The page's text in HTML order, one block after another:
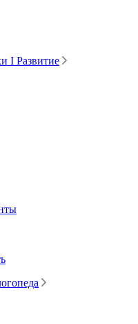
I Развитие